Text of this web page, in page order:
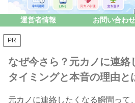
運営者情報 お問い合わせ
PR
なぜ今さら？元カノに連絡
タイミングと本音の理由と
元カノに連絡したくなる瞬間って